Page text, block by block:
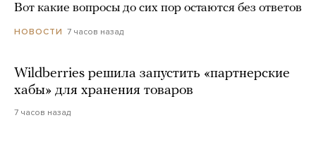
Вот какие вопросы до сих пор остаются без ответов
НОВОСТИ 7 часов назад
Wildberries решила запустить «партнерские
хабы» для хранения товаров
7 часов назад